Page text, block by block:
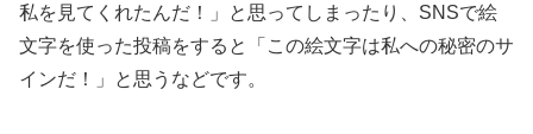
私を見てくれたんだ！」と思ってしまったり、SNSで絵
文字を使った投稿をすると「この絵文字は私への秘密のサ
インだ！」と思うなどです。